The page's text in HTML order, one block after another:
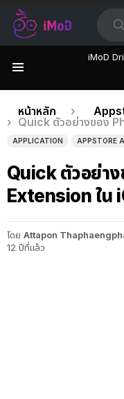
iMoD
เรื่อง
ล่าสุด
คุณอยู่ที่นี่:
หน้าหลัก
Quick ตัวอย่างของ
APPLICATION APPSTORE
Quick ตัวอย่า
Extension ใน
โดย Attapon
12 ปีที่แล้ว